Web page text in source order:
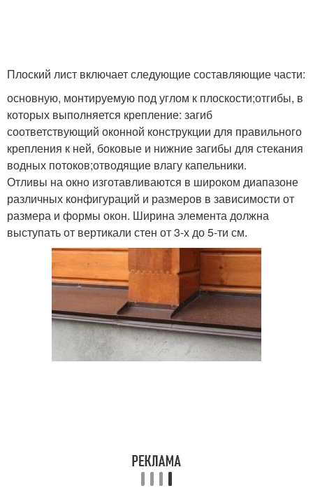
Плоский лист включает следующие составляющие части:
основную, монтируемую под углом к плоскости;отгибы, в
которых выполняется крепление: загиб
соответствующий оконной конструкции для правильного
крепления к ней, боковые и нижние загибы для стекания
водных потоков;отводящие влагу капельники.
Отливы на окно изготавливаются в широком диапазоне
различных конфигураций и размеров в зависимости от
размера и формы окон. Ширина элемента должна
выступать от вертикали стен от 3-х до 5-ти см.